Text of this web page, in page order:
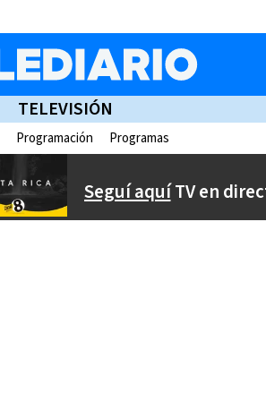
TELEVISIÓN
Programación Programas
Seguí aquíTV en